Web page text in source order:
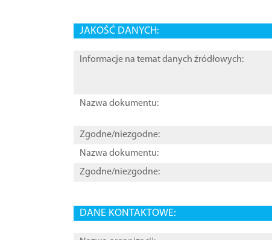
JAKOŚĆ DANYCH:
Informacje na temat danych źródłowych:
Nazwa dokumentu:
Zgodne/niezgodne:
Nazwa dokumentu:
Zgodne/niezgodne:
DANE KONTAKTOWE: